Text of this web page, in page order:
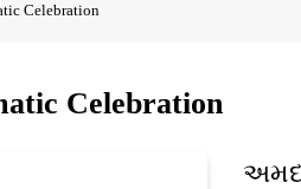
Celebration
Celebration